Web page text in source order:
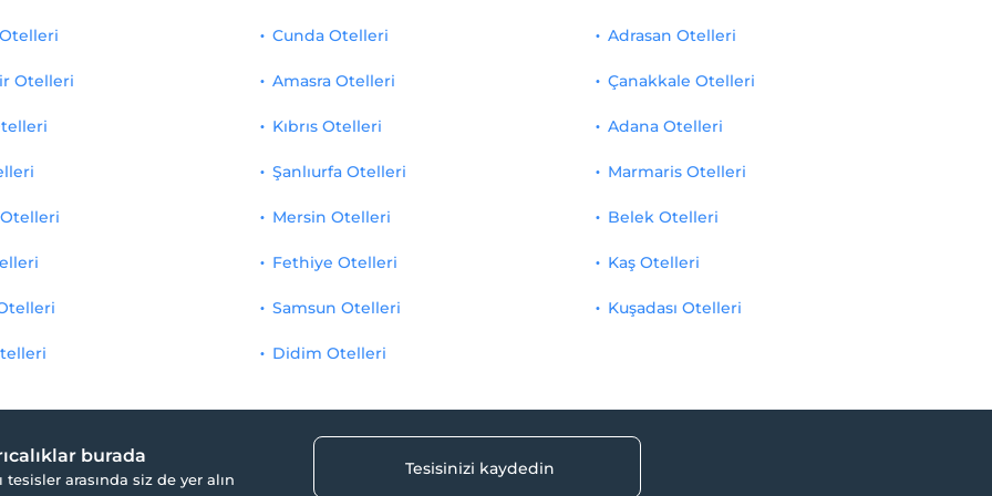
Otelleri
Cunda Otelleri
Amasra Otelleri
Kıbrıs Otelleri
Adrasan Otelleri
Çanakkale Otelleri
Adana Otelleri
Şanlıurfa Otelleri
Mersin Otelleri
Fethiye Otelleri
Samsun Otelleri
Didim Otelleri
Marmaris Otelleri
Belek Otelleri
Kaş Otelleri
Kuşadası Otelleri
burada
tesisler arasında siz de yer alın
Tesisinizi kaydedin